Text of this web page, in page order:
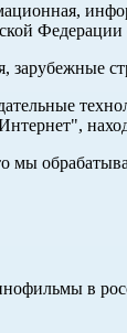
зарубежные
мы
в